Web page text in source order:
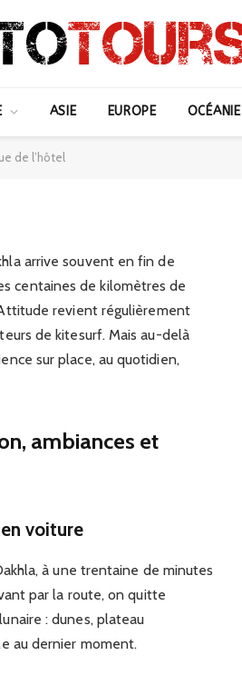
ASIE EUROPE OCÉANIE
de l’hôtel
arrive souvent en fin de
centaines de kilomètres de
revient régulièrement
de kitesurf. Mais au-delà
sur place, au quotidien,
ambiances et
voiture
à une trentaine de minutes
par la route, on quitte
: dunes, plateau
au dernier moment.